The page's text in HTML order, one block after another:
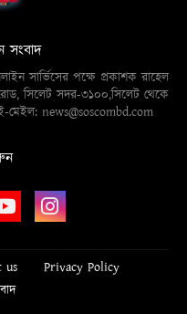
সংবাদ
সার্ভিসের পক্ষে প্রকাশক রাহেল
সিলেট সদর-৩১০০,সিলেট থেকে
news@soscombd.com
us
Privacy Policy